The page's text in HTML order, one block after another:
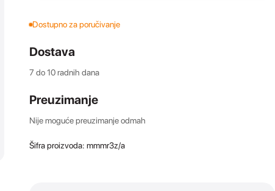
Dostupno za poručivanje
Dostava
7 do 10 radnih dana
Preuzimanje
Nije moguće preuzimanje odmah
Šifra proizvoda: mmmr3z/a